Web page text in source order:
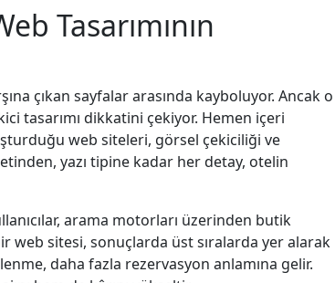
Tasarımının
çıkan sayfalar arasında kayboluyor. Ancak o
tasarımı dikkatini çekiyor. Hemen içeri
web siteleri, görsel çekiciliği ve
yazı tipine kadar her detay, otelin
arama motorları üzerinden butik
web sitesi, sonuçlarda üst sıralarda yer alarak
daha fazla rezervasyon anlamına gelir.